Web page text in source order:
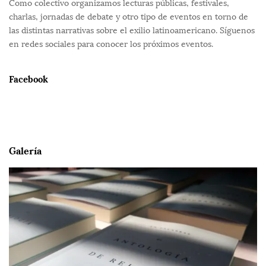
Como colectivo organizamos lecturas públicas, festivales,
charlas, jornadas de debate y otro tipo de eventos en torno de
las distintas narrativas sobre el exilio latinoamericano. Síguenos
en redes sociales para conocer los próximos eventos.
Facebook
Galería